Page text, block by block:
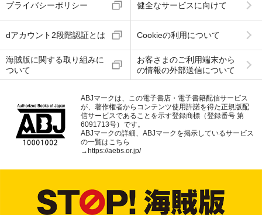
プライバシーポリシー 健全なサービスに向けて
dアカウント2段階認証とは Cookieの利用について
海賊版に関する取り組みに
ついて
お客さまのご利用端末から
の情報の外部送信について
ABJマークは、この電子書店・電子書籍配信サービス
が、著作権者からコンテンツ使用許諾を得た正規版配
信サービスであることを示す登録商標（登録番号 第
6091713号）です。
ABJマークの詳細、ABJマークを掲示しているサービス
の一覧はこちら
→ https://aebs.or.jp/